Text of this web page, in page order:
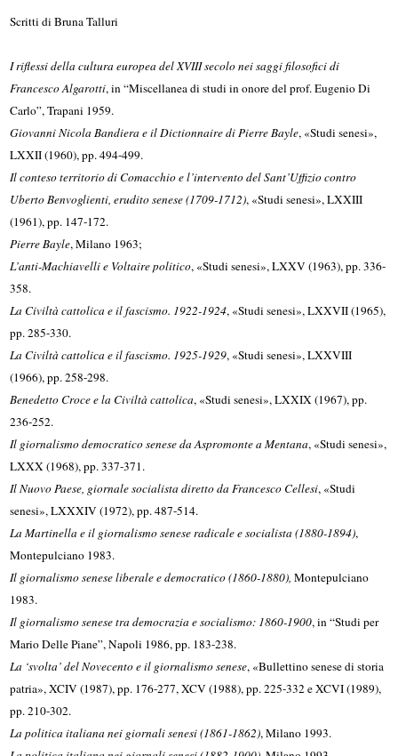
Scritti di Bruna Talluri
I riflessi della cultura europea del XVIII secolo nei saggi filosofici di
Francesco Algarotti, in “Miscellanea di studi in onore del prof. Eugenio Di
Carlo”, Trapani 1959.
Giovanni Nicola Bandiera e il Dictionnaire di Pierre Bayle, «Studi senesi»,
LXXII (1960), pp. 494-499.
Il conteso territorio di Comacchio e l’intervento del Sant’Uffizio contro
Uberto Benvoglienti, erudito senese (1709-1712), «Studi senesi», LXXIII
(1961), pp. 147-172.
Pierre Bayle, Milano 1963;
L’anti-Machiavelli e Voltaire politico, «Studi senesi», LXXV (1963), pp. 336-
358.
La Civiltà cattolica e il fascismo. 1922-1924, «Studi senesi», LXXVII (1965),
pp. 285-330.
La Civiltà cattolica e il fascismo. 1925-1929, «Studi senesi», LXXVIII
(1966), pp. 258-298.
Benedetto Croce e la Civiltà cattolica, «Studi senesi», LXXIX (1967), pp.
236-252.
Il giornalismo democratico senese da Aspromonte a Mentana, «Studi senesi»,
LXXX (1968), pp. 337-371.
Il Nuovo Paese, giornale socialista diretto da Francesco Cellesi, «Studi
senesi», LXXXIV (1972), pp. 487-514.
La Martinella e il giornalismo senese radicale e socialista (1880-1894),
Montepulciano 1983.
Il giornalismo senese liberale e democratico (1860-1880), Montepulciano
1983.
Il giornalismo senese tra democrazia e socialismo: 1860-1900, in “Studi per
Mario Delle Piane”, Napoli 1986, pp. 183-238.
La ‘svolta’ del Novecento e il giornalismo senese, «Bullettino senese di storia
patria», XCIV (1987), pp. 176-277, XCV (1988), pp. 225-332 e XCVI (1989),
pp. 210-302.
La politica italiana nei giornali senesi (1861-1862), Milano 1993.